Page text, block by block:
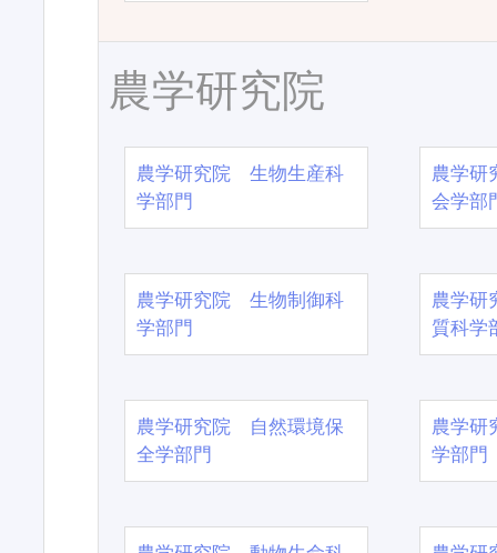
農学研究院
農学研究院 生物生産科
学部門
農学
会学部
農学研究院 生物制御科
学部門
農学
質科学
農学研究院 自然環境保
全学部門
農学
学部門